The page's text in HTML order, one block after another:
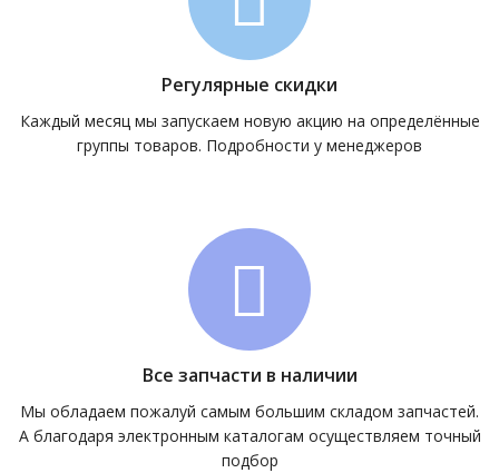
Регулярные скидки
Каждый месяц мы запускаем новую акцию на определённые
группы товаров. Подробности у менеджеров
Все запчасти в наличии
Мы обладаем пожалуй самым большим складом запчастей.
А благодаря электронным каталогам осуществляем точный
подбор